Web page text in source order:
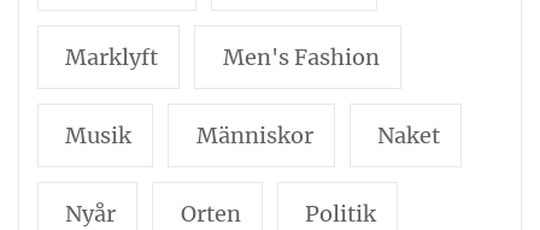
Marklyft Men's Fashion
Musik Människor Naket
Nyår Orten Politik